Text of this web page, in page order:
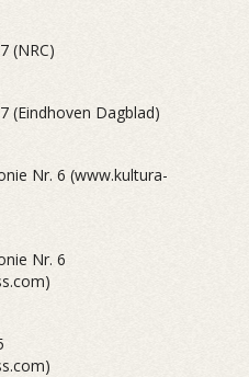
(NRC)
(Eindhoven Dagblad)
Nr. 6 (www.kultura-
Nr. 6